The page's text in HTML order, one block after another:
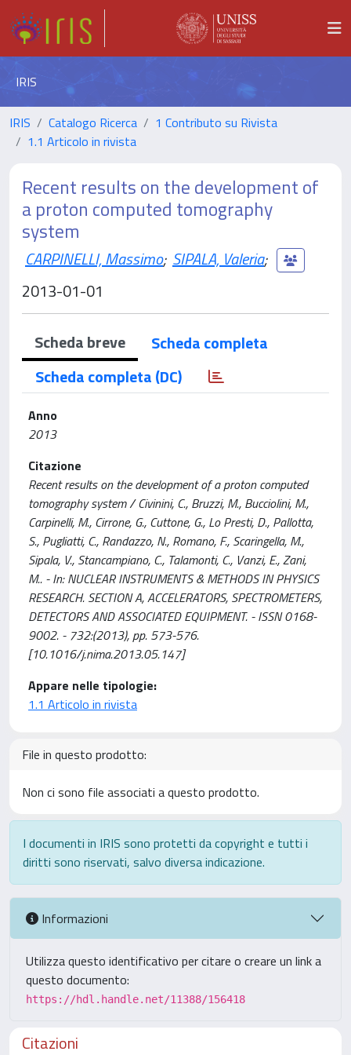
IRIS
IRIS Catalogo Ricerca
1 Contributo su Rivista
1.1 Articolo in rivista
Recent results on the development of
a proton computed tomography
system
CARPINELLI, Massimo; SIPALA, Valeria;
2013-01-01
Scheda breve
Scheda completa
Scheda completa (DC)
Anno
2013
Citazione
Recent results on the development of a proton computed
tomography system / Civinini, C., Bruzzi, M., Bucciolini, M.,
Carpinelli, M., Cirrone, G., Cuttone, G., Lo Presti, D., Pallotta,
S., Pugliatti, C., Randazzo, N., Romano, F., Scaringella, M.,
Sipala, V., Stancampiano, C., Talamonti, C., Vanzi, E., Zani,
M.. - In: NUCLEAR INSTRUMENTS & METHODS IN PHYSICS
RESEARCH. SECTION A, ACCELERATORS, SPECTROMETERS,
DETECTORS AND ASSOCIATED EQUIPMENT. - ISSN 0168-
9002. - 732:(2013), pp. 573-576.
[10.1016/j.nima.2013.05.147]
Appare nelle tipologie:
1.1 Articolo in rivista
File in questo prodotto:
Non ci sono file associati a questo prodotto.
I documenti in IRIS sono protetti da copyright e tutti i
diritti sono riservati, salvo diversa indicazione.
Informazioni
Utilizza questo identificativo per citare o creare un link a
questo documento:
https://hdl.handle.net/11388/156418
Citazioni